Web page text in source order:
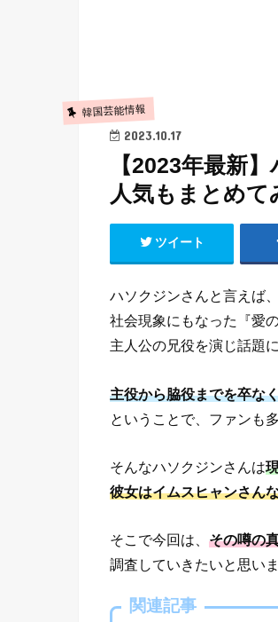
韓国芸能情報
2023.10.17
【2023年最新
人気もまとめて
ツイート
ハソクジンさんと言えば
社会現象にもなった『愛
主人公の兄役を演じ話題
主役から脇役までを卒な
ということで、ファンも
そんなハソクジンさんは
彼女はイムスヒャンさん
そこで今回は、 その噂の
調査していきたいと思いま
関連記事